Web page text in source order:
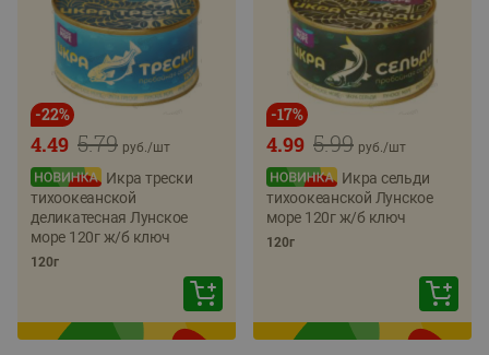
-22%
5.79
4.49 руб./шт
Икра трески
тихоокеанской
деликатесная Лунское
море 120г ж/б ключ
120г
-17%
5.99
4.99 руб./шт
Икра сельди
тихоокеанской Лунское
море 120г ж/б ключ
120г